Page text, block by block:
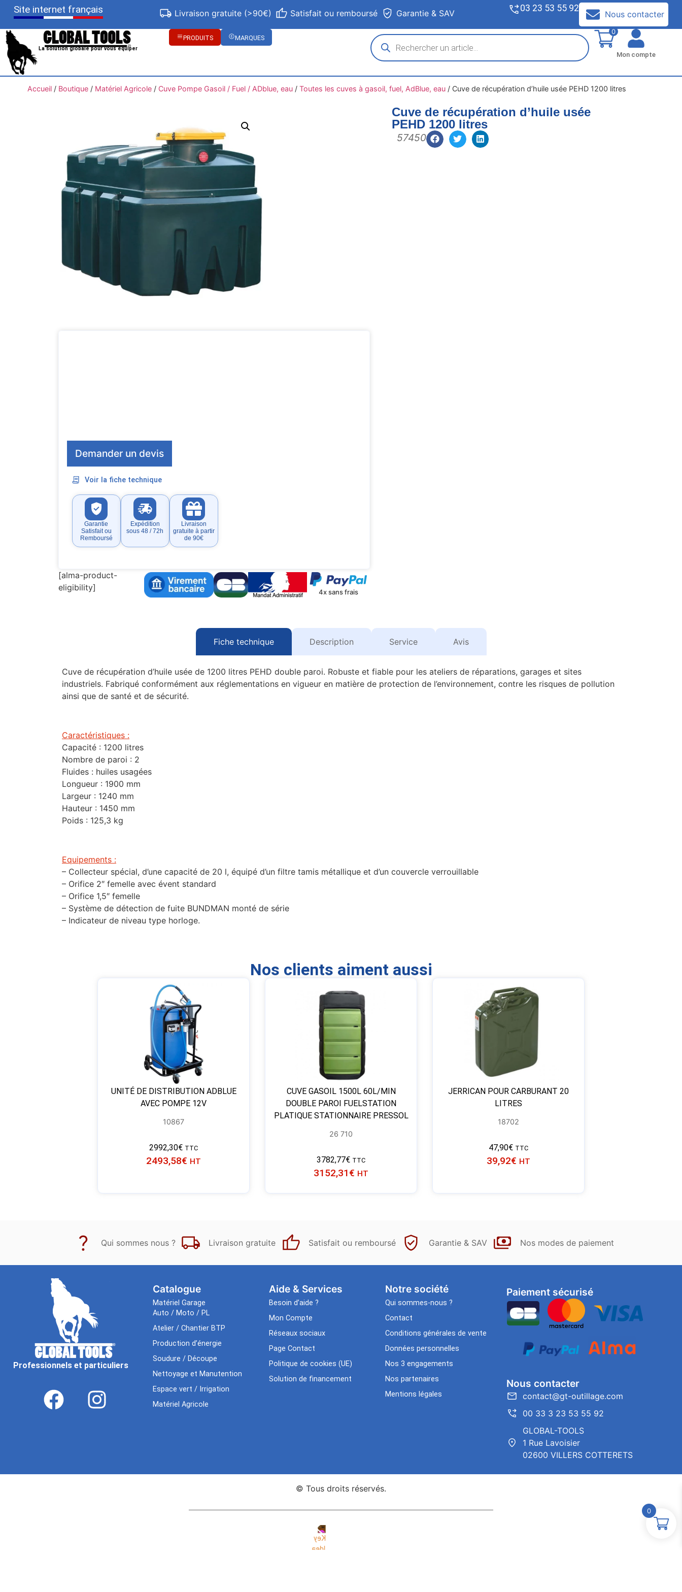
Site internet français Livraison gratuite (>90€) Satisfait ou remboursé Garantie & SAV 03 23 53 55 92
Nous contacter
La solution globale pour vous équiper
PRODUITS MARQUES
0
Mon compte
Accueil/ Boutique/ Matériel Agricole/ Cuve Pompe Gasoil / Fuel / ADblue, eau/ Toutes les cuves à gasoil, fuel, AdBlue, eau/ Cuve de récupération d’huile usée PEHD 1200 litres
Cuve de récupération d’huile usée
PEHD 1200 litres
57450
Demander un devis
Voir la fiche technique
Garantie
Satisfait ou
Remboursé
Expédition
sous 48 / 72h
Livraison
gratuite à partir
de 90€
[alma-product-
eligibility]
4x sans frais
Fiche technique Description Service Avis
Cuve de récupération d’huile usée de 1200 litres PEHD double paroi. Robuste et fiable pour les ateliers de réparations, garages et sites
industriels. Fabriqué conformément aux réglementations en vigueur en matière de protection de l’environnement, contre les risques de pollution
ainsi que de santé et de sécurité.
Caractéristiques :
Capacité : 1200 litres
Nombre de paroi : 2
Fluides : huiles usagées
Longueur : 1900 mm
Largeur : 1240 mm
Hauteur : 1450 mm
Poids : 125,3 kg
Equipements :
– Collecteur spécial, d’une capacité de 20 l, équipé d’un filtre tamis métallique et d’un couvercle verrouillable
– Orifice 2″ femelle avec évent standard
– Orifice 1,5″ femelle
– Système de détection de fuite BUNDMAN monté de série
– Indicateur de niveau type horloge.
Nos clients aiment aussi
UNITÉ DE DISTRIBUTION ADBLUE
AVEC POMPE 12V
10867
2992,30€ TTC
2493,58€ HT
CUVE GASOIL 1500L 60L/MIN
DOUBLE PAROI FUELSTATION
PLATIQUE STATIONNAIRE PRESSOL
26 710
3782,77€ TTC
3152,31€ HT
JERRICAN POUR CARBURANT 20
LITRES
18702
47,90€ TTC
39,92€ HT
Qui sommes nous ? Livraison gratuite Satisfait ou remboursé Garantie & SAV Nos modes de paiement
Professionnels et particuliers
Catalogue
Matériel Garage
Auto / Moto / PL
Atelier / Chantier BTP
Production d’énergie
Soudure / Découpe
Nettoyage et Manutention
Espace vert / Irrigation
Matériel Agricole
Aide & Services​
Besoin d’aide ?
Mon Compte
Réseaux sociaux
Page Contact
Politique de cookies (UE)
Solution de financement
Notre société
Qui sommes-nous ?
Contact
Conditions générales de vente
Données personnelles
Nos 3 engagements
Nos partenaires
Mentions légales
Paiement sécurisé
Nous contacter
contact@gt-outillage.com
00 33 3 23 53 55 92
GLOBAL-TOOLS
1 Rue Lavoisier
02600 VILLERS COTTERETS
© Tous droits réservés.
0